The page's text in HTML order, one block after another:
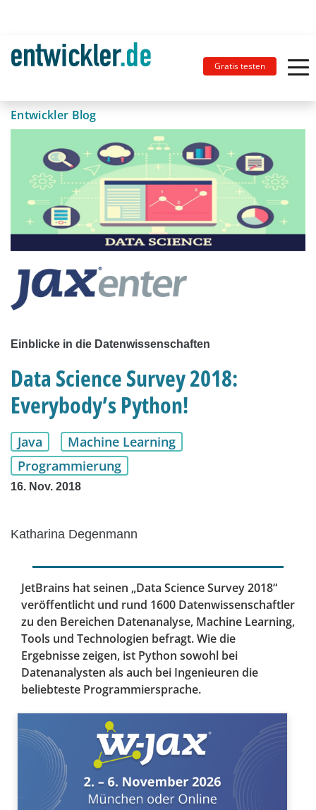
Gratis testen
Entwickler Blog
Einblicke in die Datenwissenschaften
Data Science Survey 2018:
Everybody’s Python!
Java
Machine Learning
Programmierung
16. Nov. 2018
Katharina Degenmann
JetBrains hat seinen „Data Science Survey 2018“
veröffentlicht und rund 1600 Datenwissenschaftler
zu den Bereichen Datenanalyse, Machine Learning,
Tools und Technologien befragt. Wie die
Ergebnisse zeigen, ist Python sowohl bei
Datenanalysten als auch bei Ingenieuren die
beliebteste Programmiersprache.